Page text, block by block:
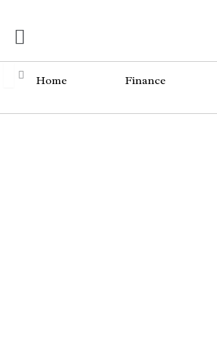
content
Menü
Home Finance